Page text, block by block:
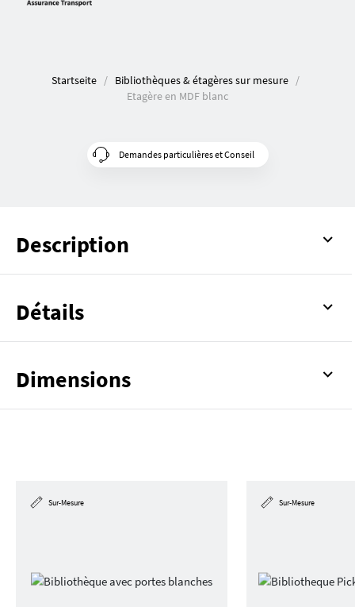
Startseite
Bibliothèques & étagères sur mesure
Etagère en MDF blanc
Demandes particulières et Conseil
Description
Détails
Dimensions
Sur-Mesure Sur-Mesure